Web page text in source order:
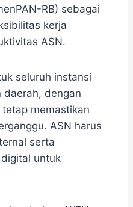
RB) sebagai
kerja
ASN.
seluruh instansi
daerah, dengan
memastikan
ASN harus
serta
untuk